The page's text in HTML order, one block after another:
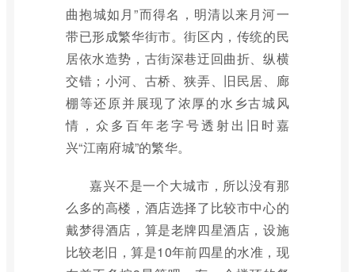
曲抱城如月”而得名，明清以来月河一
带已形成繁华街市。街区内，传统的民
居依水造势，古街深巷迂回曲折、纵横
交错；小河、古桥、狭弄、旧民居、廊
棚等还原并展现了浓厚的水乡古城风
情，众多百年老字号透射出旧时嘉
兴“江南府城”的繁华。
嘉兴不是一个大城市，所以没有那
么多的高楼，酒店选择了比较市中心的
戴梦得酒店，算是老牌四星酒店，设施
比较老旧，算是10年前四星的水准，现